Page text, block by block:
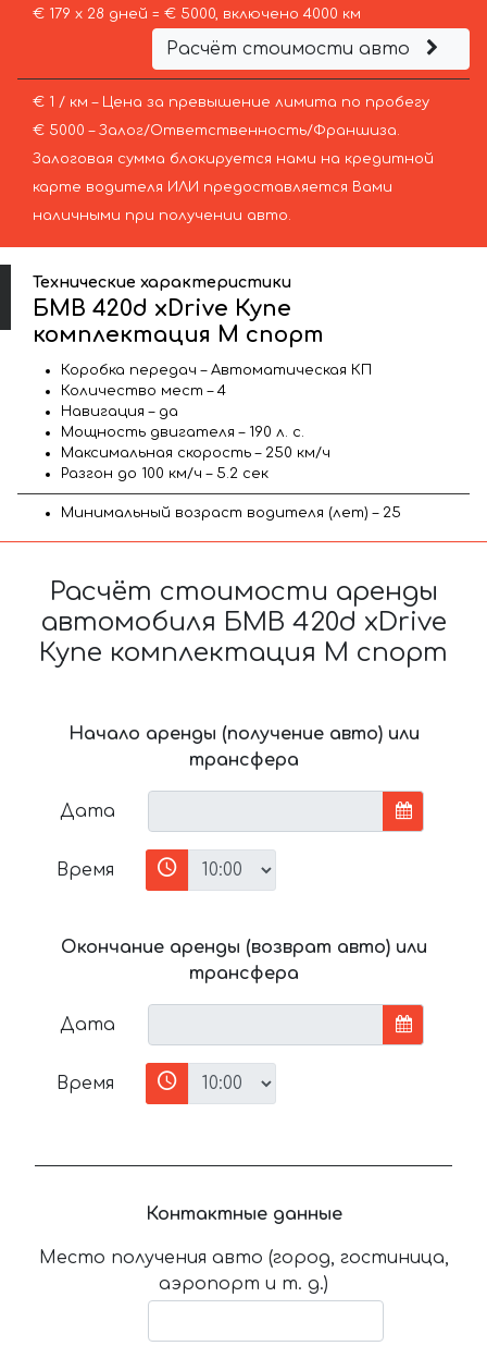
€ 179 х 28 дней = € 5000, включено 4000 км
Расчёт стоимости авто
€ 1 / км – Цена за превышение лимита по пробегу
€ 5000 – Залог/Ответственность/Франшиза.
Залоговая сумма блокируется нами на кредитной
карте водителя ИЛИ предоставляется Вами
наличными при получении авто.
Технические характеристики
БМВ 420d xDrive Купе
комплектация М спорт
Коробка передач – Автоматическая КП
Количество мест – 4
Навигация – да
Мощность двигателя – 190 л. с.
Максимальная скорость – 250 км/ч
Разгон до 100 км/ч – 5.2 сек
Минимальный возраст водителя (лет) – 25
Расчёт стоимости аренды
автомобиля БМВ 420d xDrive
Купе комплектация М спорт
Начало аренды (получение авто) или
трансфера
Дата
Время
Окончание аренды (возврат авто) или
трансфера
Дата
Время
Контактные данные
Место получения авто (город, гостиница,
аэропорт и т. д.)